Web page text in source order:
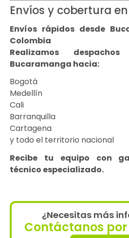
Envíos y cobertura
Envíos rápidos desde
Colombia
Realizamos
Bucaramanga hacia:
Bogotá
Medellín
Cali
Barranquilla
Cartagena
y todo el territorio nacional
Recibe tu equipo con
técnico especializado.
¿Necesitas más
Contáctanos